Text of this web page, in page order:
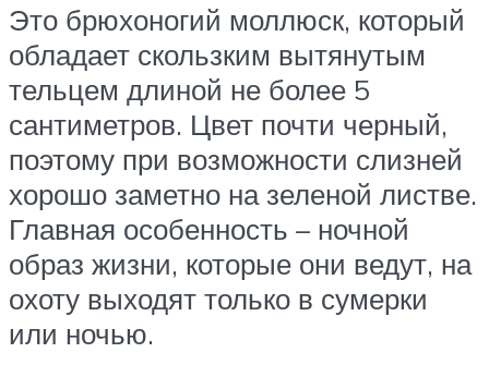
Это брюхоногий моллюск, который
обладает скользким вытянутым
тельцем длиной не более 5
сантиметров. Цвет почти черный,
поэтому при возможности слизней
хорошо заметно на зеленой листве.
Главная особенность – ночной
образ жизни, которые они ведут, на
охоту выходят только в сумерки
или ночью.